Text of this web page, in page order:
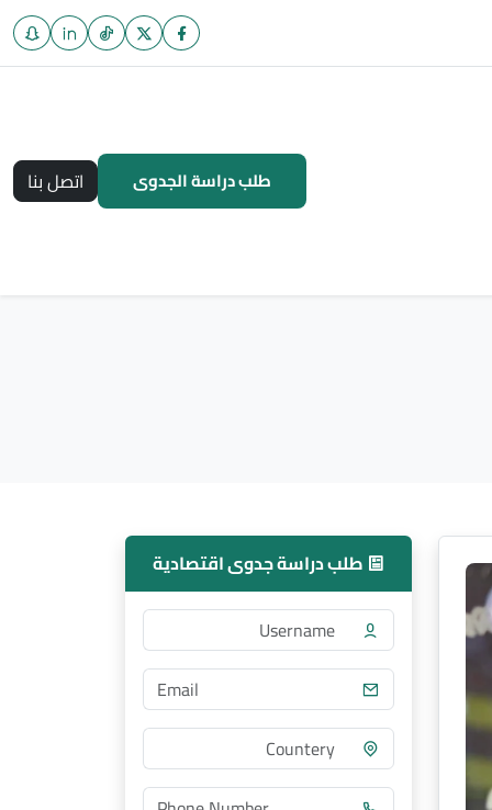
طلب دراسة الجدوى اتصل بنا
طلب دراسة جدوى اقتصادية